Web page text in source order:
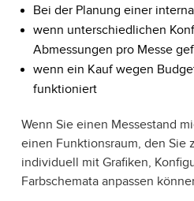
Bei der Planung einer
wenn unterschiedlichen
Abmessungen pro Messe
wenn ein Kauf wegen
funktioniert
Wenn Sie einen Messestand
einen Funktionsraum, den Sie
individuell mit Grafiken,
Farbschemata anpassen